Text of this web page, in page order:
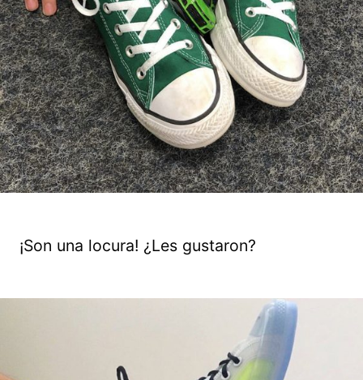
¡Son una locura! ¿Les gustaron?